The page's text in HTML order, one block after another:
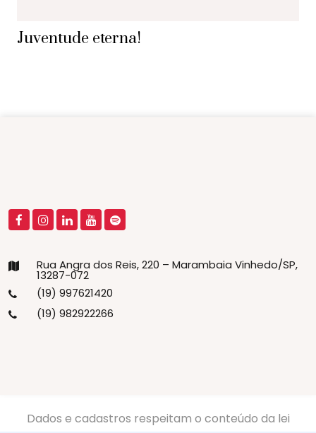
Juventude eterna!
Rua Angra dos Reis, 220 – Marambaia Vinhedo/SP,
13287-072
(19) 997621420
(19) 982922266
Dados e cadastros respeitam o conteúdo da lei